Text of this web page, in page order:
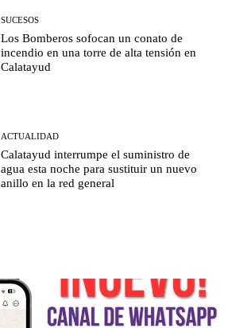
SUCESOS
Los Bomberos sofocan un conato de
incendio en una torre de alta tensión en
Calatayud
ACTUALIDAD
Calatayud interrumpe el suministro de
agua esta noche para sustituir un nuevo
anillo en la red general